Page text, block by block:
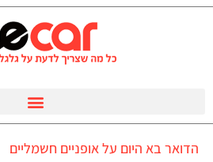
הדואר בא היום על אופניים חשמליים